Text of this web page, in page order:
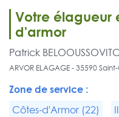
Votre élagueur
d'armor
Patrick
ARVOR ELAGAGE - 35590
Zone de service :
Côtes-d'Armor (22)